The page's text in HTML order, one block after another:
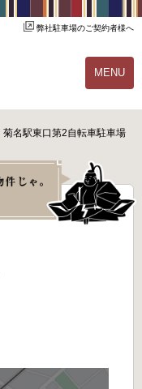
弊社駐車場のご契約者様へ
MENU
ご契約の流れ
駐輪場オーナー様へ
菊名駅東口第2自転車駐車場